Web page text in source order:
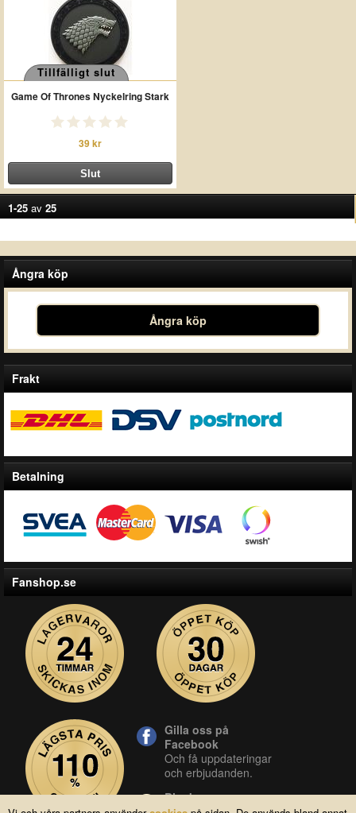
Tillfälligt slut
Game Of Thrones Nyckelring Stark
39 kr
1-25 av 25
Ångra köp
Ångra köp
Frakt
Betalning
Fanshop.se
Gilla oss på
Facebook
Och få uppdateringar
och erbjudanden.
Blocket